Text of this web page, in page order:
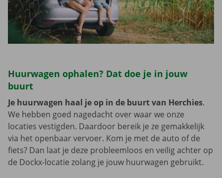
Huurwagen ophalen? Dat doe je in jouw
buurt
Je huurwagen haal je op in de buurt van Herchies.
We hebben goed nagedacht over waar we onze
locaties vestigden. Daardoor bereik je ze gemakkelijk
via het openbaar vervoer. Kom je met de auto of de
fiets? Dan laat je deze probleemloos en veilig achter op
de Dockx-locatie zolang je jouw huurwagen gebruikt.